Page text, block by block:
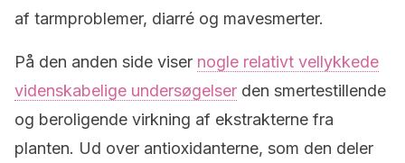
af tarmproblemer, diarré og mavesmerter.
På den anden side viser nogle relativt vellykkede
videnskabelige undersøgelser den smertestillende
og beroligende virkning af ekstrakterne fra
planten. Ud over antioxidanterne, som den deler